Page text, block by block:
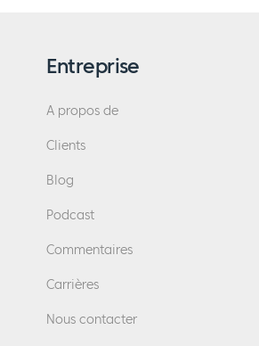
Entreprise
A propos de
Clients
Blog
Podcast
Commentaires
Carrières
Nous contacter